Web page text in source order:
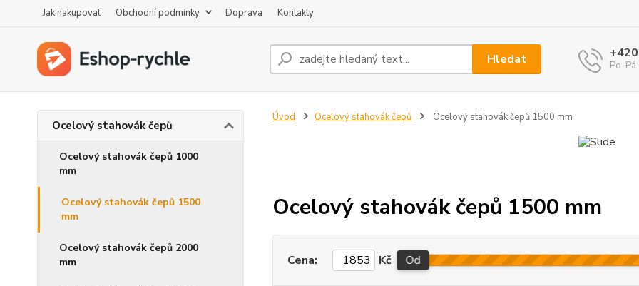
Jak nakupovat Obchodní podmínky Doprava Kontakty
Hledat Po-
Ocelový stahovák čepů
Ocelový stahovák čepů 1000
mm
Ocelový stahovák čepů 1500
mm
Ocelový stahovák čepů 2000
mm
Úvod Ocelový stahovák čepů Ocelový stahovák čepů 1500 mm
Ocelový stahovák čepů 1500 mm
Cena: Kč Od